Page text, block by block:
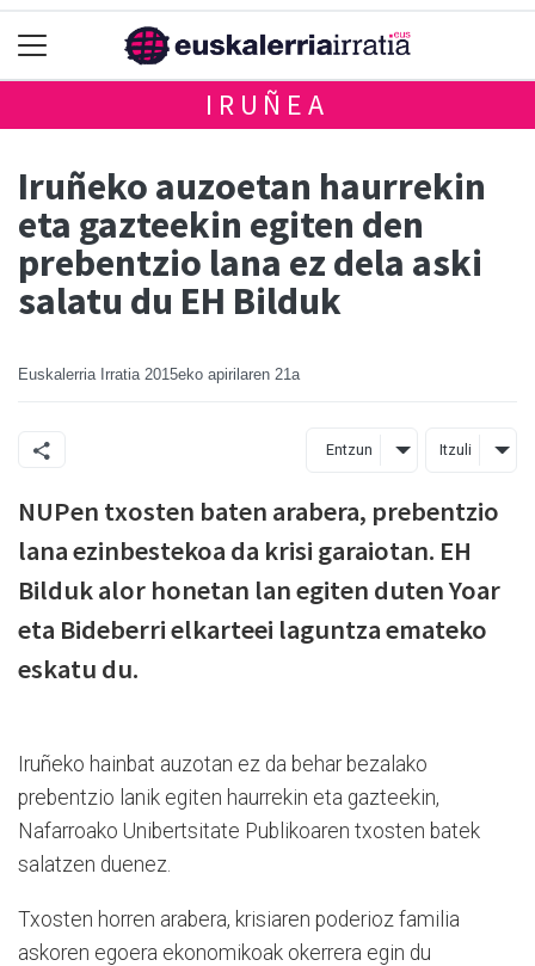
IRUÑEA
Iruñeko auzoetan haurrekin
eta gazteekin egiten den
prebentzio lana ez dela aski
salatu du EH Bilduk
Euskalerria Irratia 2015eko apirilaren 21a
Entzun Itzuli
NUPen txosten baten arabera, prebentzio
lana ezinbestekoa da krisi garaiotan. EH
Bilduk alor honetan lan egiten duten Yoar
eta Bideberri elkarteei laguntza emateko
eskatu du.
Iruñeko hainbat auzotan ez da behar bezalako
prebentzio lanik egiten haurrekin eta gazteekin,
Nafarroako Unibertsitate Publikoaren txosten batek
salatzen duenez.
Txosten horren arabera, krisiaren poderioz familia
askoren egoera ekonomikoak okerrera egin du